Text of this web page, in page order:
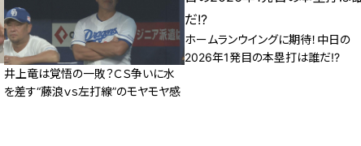
井上竜は覚悟の一敗？ＣＳ争いに水
を差す“藤浪ｖｓ左打線”のモヤモヤ感
ホームランウイングに期待！中日の
2026年1発目の本塁打は誰だ!?